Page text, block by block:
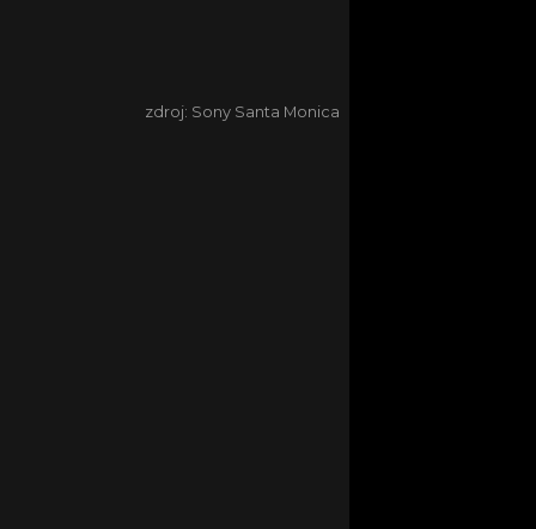
zdroj: Sony Santa Monica